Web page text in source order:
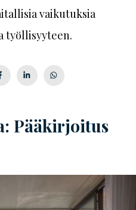
vaikutuksia
työllisyyteen.
Pääkirjoitus